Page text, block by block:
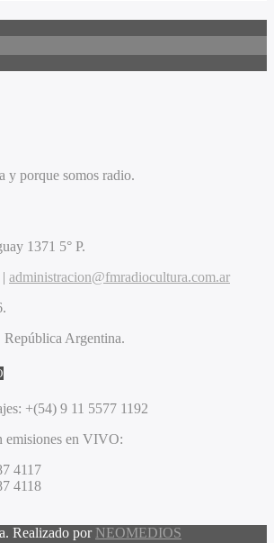
y porque somos radio.
1371 5° P.
administracion@fmradiocultura.com.ar
República Argentina.
+(54) 9 11 5577 1192
emisiones en VIVO:
4117
4118
Realizado por NEOMEDIOS